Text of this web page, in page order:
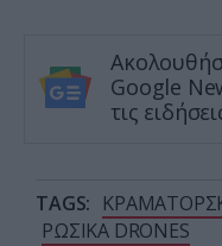
Google
τις
TAGS:
ΡΩΣΙΚΑ DRONES